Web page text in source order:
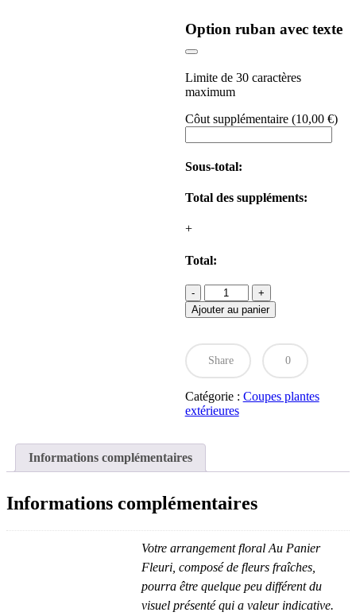
Option ruban avec texte
Limite de 30 caractères
maximum
Côut supplémentaire(10,00 €)
Sous-total:
Total des suppléments:
+
Total:
quantité
de
Composition
blanche
Ajouter au panier
Share 0
Catégorie : Coupes plantes
extérieures
Informations complémentaires
Informations complémentaires
Votre arrangement floral Au Panier
Fleuri, composé de fleurs fraîches,
pourra être quelque peu différent du
visuel présenté qui a valeur indicative.